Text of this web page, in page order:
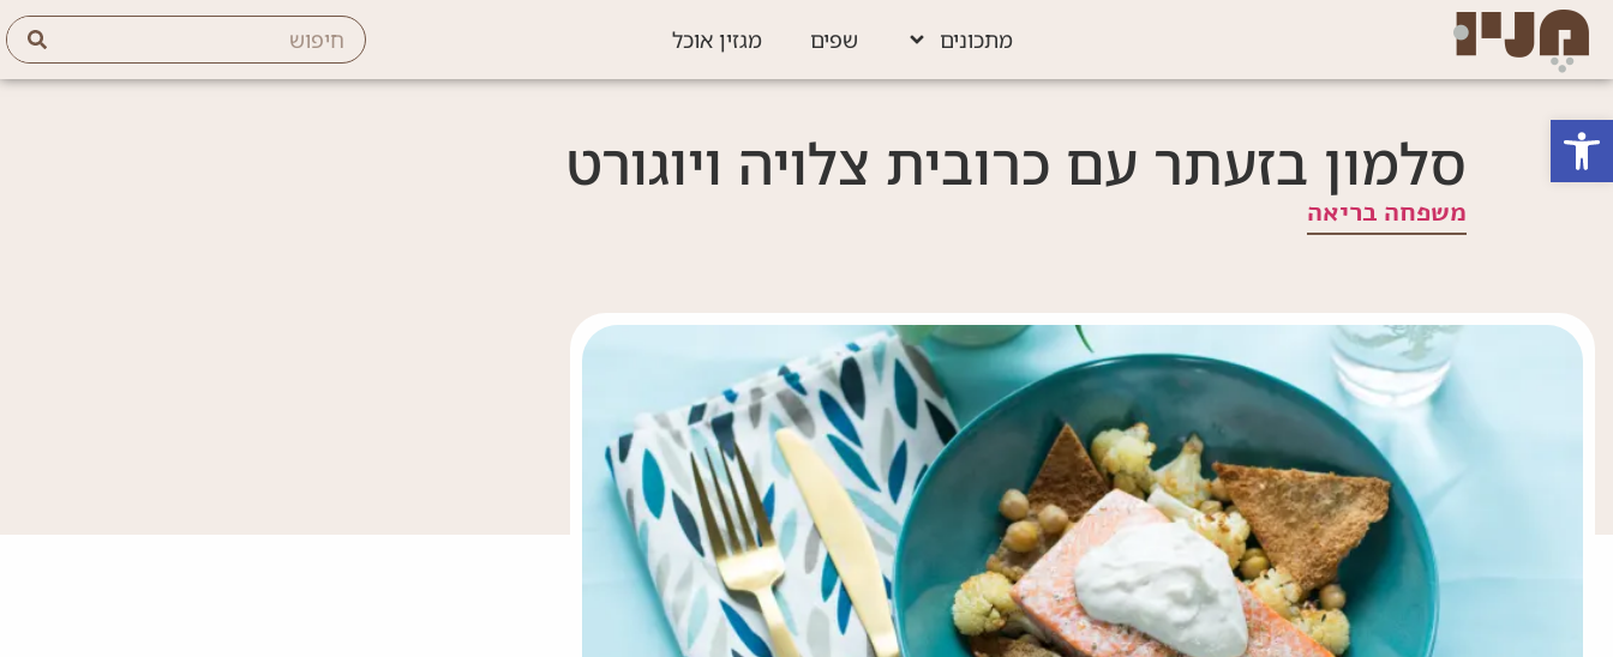
פתח סרגל נגישות
מתכונים שפים מגזין אוכל
סלמון בזעתר עם כרובית צלויה ויוגורט
משפחה בריאה